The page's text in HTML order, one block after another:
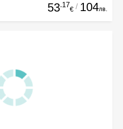
53.17
€ / 104лв.